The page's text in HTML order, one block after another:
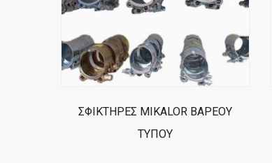
ΣΦΙΚΤΗΡΕΣ MIKALOR ΒΑΡΕΟΥ
ΤΥΠΟΥ